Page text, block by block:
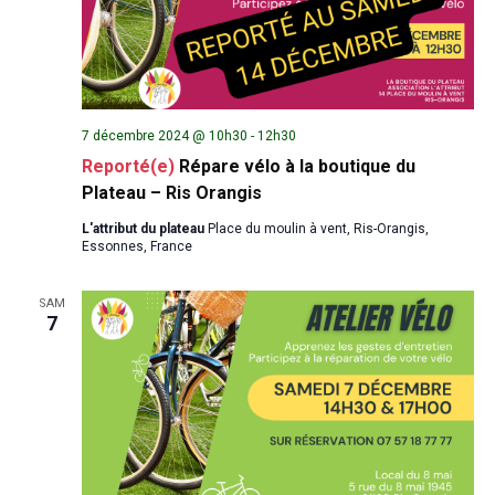
Reporté(e) Répare vélo à la boutique du
Plateau – Ris Orangis
7 décembre 2024 @ 10h30 - 12h30
L'attribut du plateau Place du moulin à vent, Ris-Orangis,
Essonnes, France
SAM
7